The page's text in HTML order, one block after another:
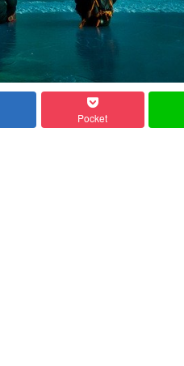
Pocket